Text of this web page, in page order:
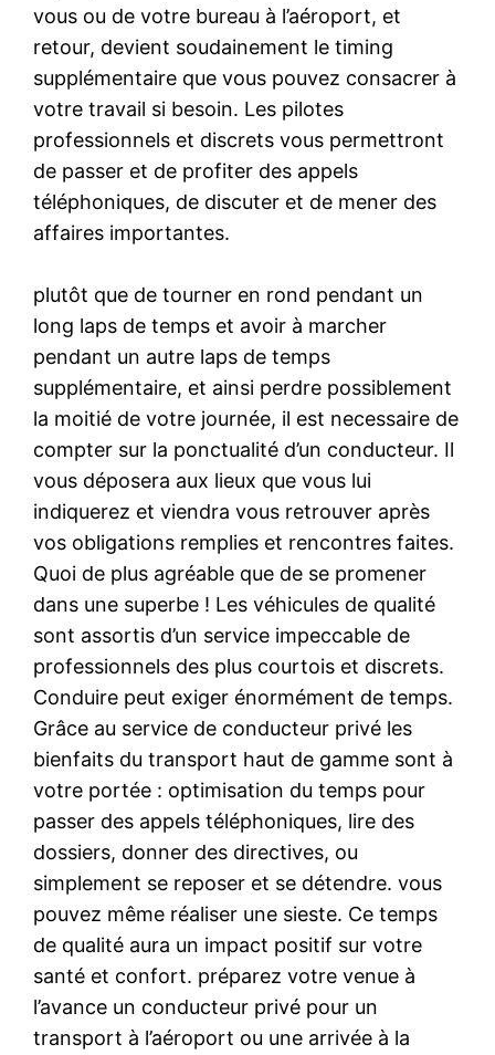
vous ou de votre bureau à l’aéroport, et
retour, devient soudainement le timing
supplémentaire que vous pouvez consacrer à
votre travail si besoin. Les pilotes
professionnels et discrets vous permettront
de passer et de profiter des appels
téléphoniques, de discuter et de mener des
affaires importantes.
plutôt que de tourner en rond pendant un
long laps de temps et avoir à marcher
pendant un autre laps de temps
supplémentaire, et ainsi perdre possiblement
la moitié de votre journée, il est necessaire de
compter sur la ponctualité d’un conducteur. Il
vous déposera aux lieux que vous lui
indiquerez et viendra vous retrouver après
vos obligations remplies et rencontres faites.
Quoi de plus agréable que de se promener
dans une superbe ! Les véhicules de qualité
sont assortis d’un service impeccable de
professionnels des plus courtois et discrets.
Conduire peut exiger énormément de temps.
Grâce au service de conducteur privé les
bienfaits du transport haut de gamme sont à
votre portée : optimisation du temps pour
passer des appels téléphoniques, lire des
dossiers, donner des directives, ou
simplement se reposer et se détendre. vous
pouvez même réaliser une sieste. Ce temps
de qualité aura un impact positif sur votre
santé et confort. préparez votre venue à
l’avance un conducteur privé pour un
transport à l’aéroport ou une arrivée à la